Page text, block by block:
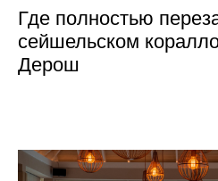
Где полностью
сейшельском
Дерош